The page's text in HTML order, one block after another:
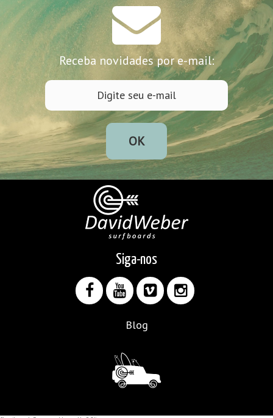
Receba novidades por e-mail:
OK
Siga-nos
Blog